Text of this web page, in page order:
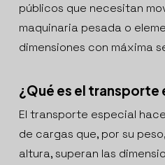
públicos que necesitan
maquinaria pesada o
dimensiones con máxima
¿Qué es el transporte
El transporte especial
de cargas que, por su
altura, superan las